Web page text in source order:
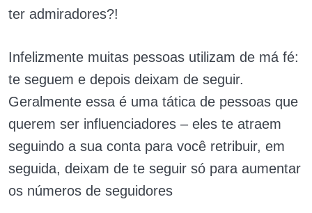
ter admiradores?!
Infelizmente muitas pessoas utilizam de má fé:
te seguem e depois deixam de seguir.
Geralmente essa é uma tática de pessoas que
querem ser influenciadores – eles te atraem
seguindo a sua conta para você retribuir, em
seguida, deixam de te seguir só para aumentar
os números de seguidores